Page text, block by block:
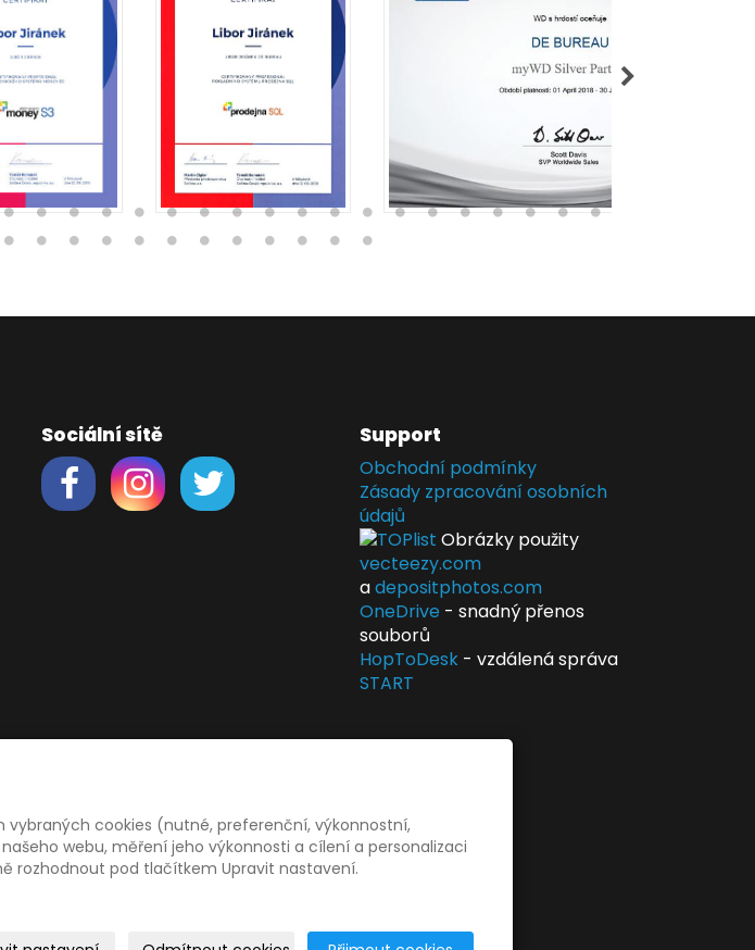
Sociální sítě Support
Obchodní podmínky
Zásady zpracování osobních
údajů
Obrázky použity
vecteezy.com
adepositphotos.com
OneDrive - snadný přenos
souborů
HopToDesk- vzdálená správa
START
vybraných cookies (nutné, preferenční, výkonnostní,
webu, měření jeho výkonnosti a cílení a personalizaci
rozhodnout pod tlačítkem Upravit nastavení.